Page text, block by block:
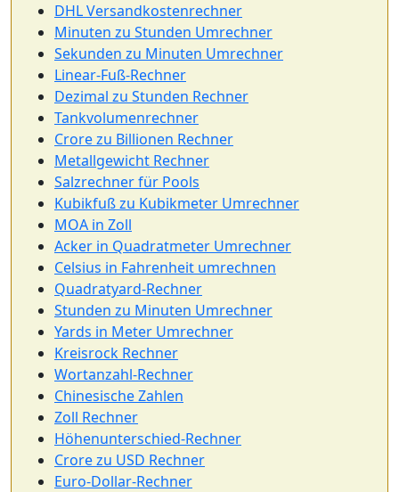
DHL Versandkostenrechner
Minuten zu Stunden Umrechner
Sekunden zu Minuten Umrechner
Linear-Fuß-Rechner
Dezimal zu Stunden Rechner
Tankvolumenrechner
Crore zu Billionen Rechner
Metallgewicht Rechner
Salzrechner für Pools
Kubikfuß zu Kubikmeter Umrechner
MOA in Zoll
Acker in Quadratmeter Umrechner
Celsius in Fahrenheit umrechnen
Quadratyard-Rechner
Stunden zu Minuten Umrechner
Yards in Meter Umrechner
Kreisrock Rechner
Wortanzahl-Rechner
Chinesische Zahlen
Zoll Rechner
Höhenunterschied-Rechner
Crore zu USD Rechner
Euro-Dollar-Rechner